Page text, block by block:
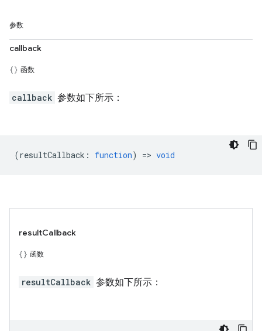
参数
callback
函数
callback 参数如下所示：
(resultCallback : function) => void
resultCallback
函数
resultCallback 参数如下所示：